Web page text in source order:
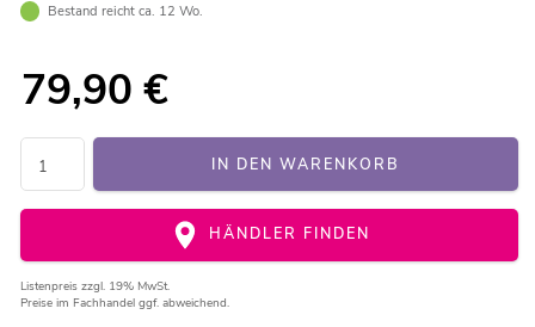
Bestand reicht ca. 12 Wo.
79,90 €
IN DEN WARENKORB
HÄNDLER FINDEN
Listenpreis zzgl. 19% MwSt.
Preise im Fachhandel ggf. abweichend.